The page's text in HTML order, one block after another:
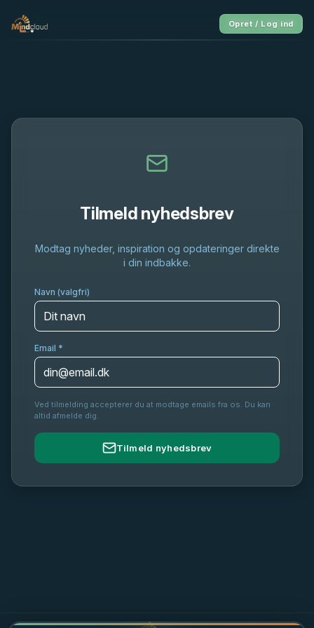
Opret / Log ind
Tilmeld nyhedsbrev
Modtag nyheder, inspiration og opdateringer direkte
i din indbakke.
Navn (valgfri)
Email *
Ved tilmelding accepterer du at modtage emails fra os. Du kan
altid afmelde dig.
Tilmeld nyhedsbrev